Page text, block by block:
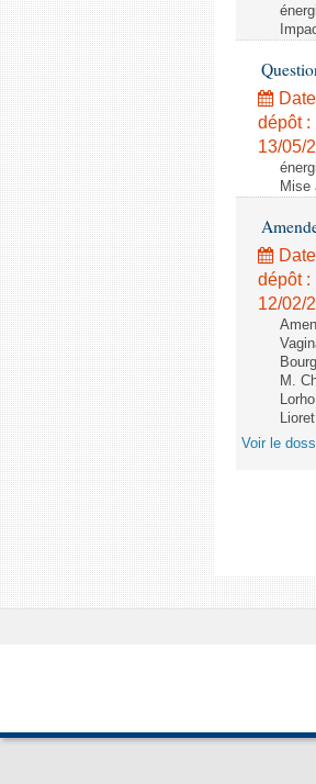
dépôt :
13/05/
Mise
dépôt :
12/02/
M.
Voir le